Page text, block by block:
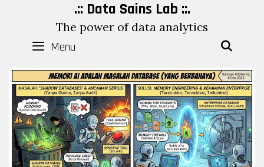
content
.:: Data Sains Lab ::.
The power of data analytics
Menu